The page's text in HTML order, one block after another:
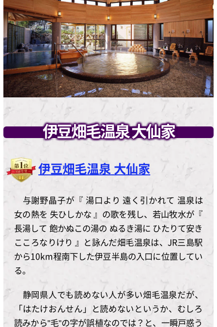
伊豆畑毛温泉 大仙家
伊豆畑毛温泉 大仙家
与謝野晶子が『 湯口より 遠く引かれて 温泉は
女の熱を 失ひしかな 』の歌を残し、若山牧水が『
長湯して 飽かぬこの湯の ぬるき湯に ひたりて安き
こころなりけり 』と詠んだ畑毛温泉は、JR三島駅
から10km程南下した伊豆半島の入口に位置してい
る。
静岡県人でも読めない人が多い畑毛温泉だが、
「はたけおんせん」と読めないというか、むしろ
読みから"毛"の字が誤植なのでは？と、一瞬戸惑う